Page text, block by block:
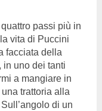
passi più in
vita di Puccini
facciata della
in uno dei tanti
a mangiare in
trattoria alla
di un